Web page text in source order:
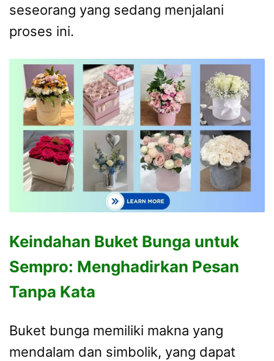
seseorang yang sedang menjalani
proses ini.
Keindahan Buket Bunga untuk
Sempro: Menghadirkan Pesan
Tanpa Kata
Buket bunga memiliki makna yang
mendalam dan simbolik, yang dapat